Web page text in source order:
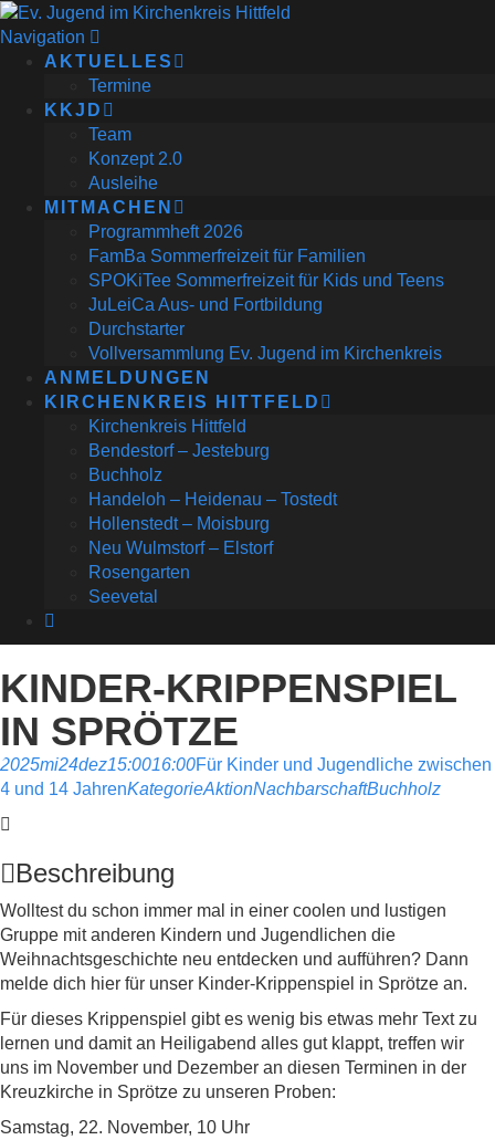
Navigation
AKTUELLES
Termine
KKJD
Team
Konzept 2.0
Ausleihe
MITMACHEN
Programmheft 2026
FamBa Sommerfreizeit für Familien
SPOKiTee Sommerfreizeit für Kids und Teens
JuLeiCa Aus- und Fortbildung
Durchstarter
Vollversammlung Ev. Jugend im Kirchenkreis
ANMELDUNGEN
KIRCHENKREIS HITTFELD
Kirchenkreis Hittfeld
Bendestorf – Jesteburg
Buchholz
Handeloh – Heidenau – Tostedt
Hollenstedt – Moisburg
Neu Wulmstorf – Elstorf
Rosengarten
Seevetal
KINDER-KRIPPENSPIEL
IN SPRÖTZE
2025mi24dez15:0016:00Für Kinder und Jugendliche zwischen
4 und 14 JahrenKategorieAktionNachbarschaftBuchholz
Beschreibung
Wolltest du schon immer mal in einer coolen und lustigen
Gruppe mit anderen Kindern und Jugendlichen die
Weihnachtsgeschichte neu entdecken und aufführen? Dann
melde dich hier für unser Kinder-Krippenspiel in Sprötze an.
Für dieses Krippenspiel gibt es wenig bis etwas mehr Text zu
lernen und damit an Heiligabend alles gut klappt, treffen wir
uns im November und Dezember an diesen Terminen in der
Kreuzkirche in Sprötze zu unseren Proben:
Samstag, 22. November, 10 Uhr